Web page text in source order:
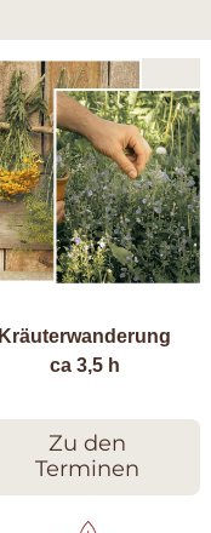
Kräuterwanderung
ca 3,5 h
Zu den
Terminen